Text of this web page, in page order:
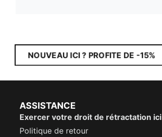
NOUVEAU ICI ? PROFITE DE -15%
ASSISTANCE
Exercer votre droit de rétractation ici
Politique de retour